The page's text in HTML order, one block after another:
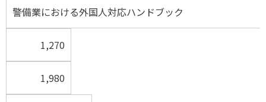
警備業における外国人対応ハンドブック
1,270
1,980